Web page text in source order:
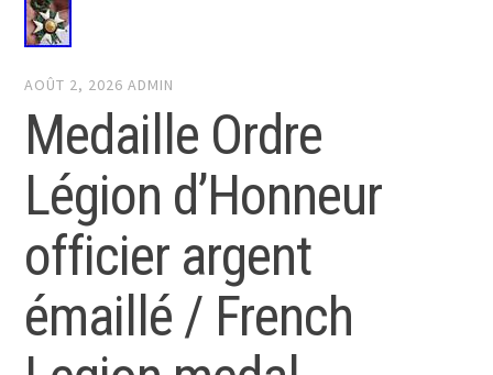
AOÛT 2, 2026 ADMIN
Medaille Ordre
Légion d’Honneur
officier argent
émaillé / French